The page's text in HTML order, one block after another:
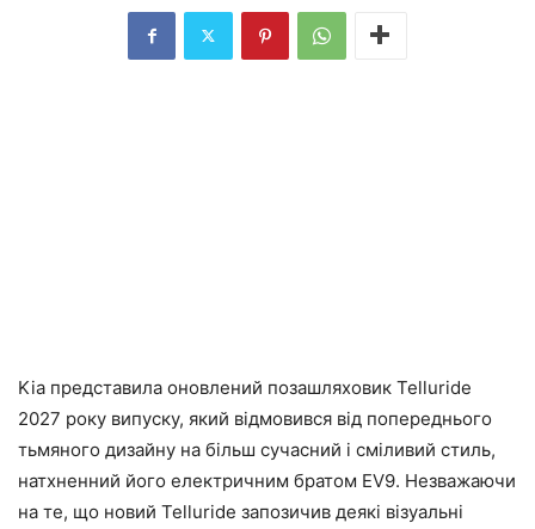
Kia представила оновлений позашляховик Telluride
2027 року випуску, який відмовився від попереднього
тьмяного дизайну на більш сучасний і сміливий стиль,
натхненний його електричним братом EV9. Незважаючи
на те, що новий Telluride запозичив деякі візуальні